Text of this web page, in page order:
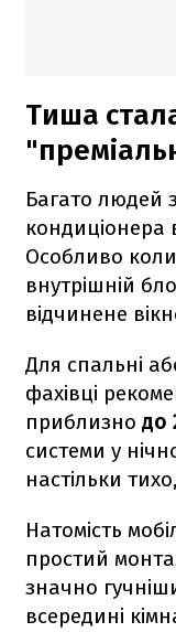
Тиша
Багато людей
кондиціонера
Особливо
внутрішній
відчинене
Для спальні
фахівці
приблизно до
системи у
настільки
Натомість
простий
значно
всередині